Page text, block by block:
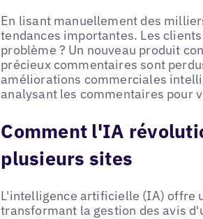
En lisant manuellement des
tendances importantes. Les
problème ? Un nouveau produit
précieux commentaires sont
améliorations commerciales
analysant les commentaires pour
Comment l'IA
plusieurs sites
L'intelligence artificielle (IA) offre
transformant la gestion des avis